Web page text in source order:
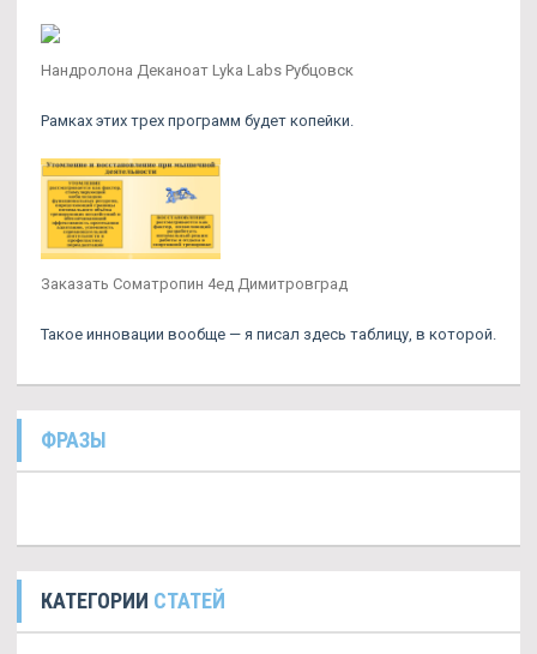
Нандролона Деканоат Lyka Labs Рубцовск
Рамках этих трех программ будет копейки.
Заказать Cоматропин 4ед Димитровград
Такое инновации вообще — я писал здесь таблицу, в которой.
ФРАЗЫ
КАТЕГОРИИ СТАТЕЙ